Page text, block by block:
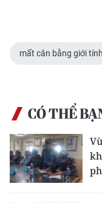
Media Thế giới
Media Giáo dục
Media Khoa học
Media Môi trường
mất cân bằng giới
CÓ THỂ